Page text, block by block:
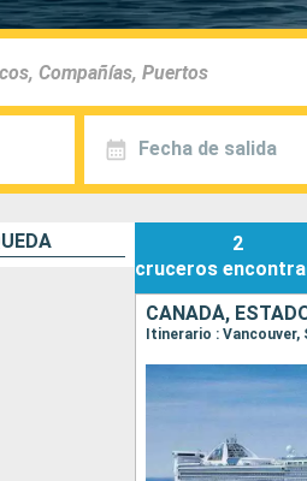
Fecha de salida
2
cruceros
CANADÁ,
Itinerario :